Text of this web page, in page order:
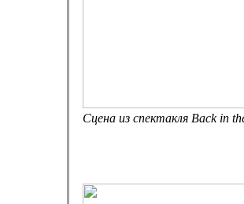
Сцена из спектакля Back in